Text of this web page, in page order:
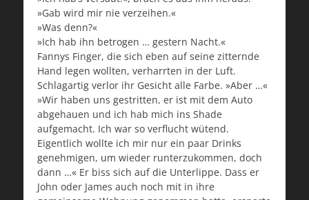
»Gab wird mir nie verzeihen.«
»Was denn?«
»Ich hab ihn betrogen … gestern Nacht.«
Fannys Finger, die sich eben auf seine zitternde
Hand legen wollten, verharrten in der Luft.
Schlagartig verlor ihr Gesicht alle Farbe. »Aber …«
»Wir haben uns gestritten, er ist mit dem Auto
abgehauen und ich hab mich ins Shade
aufgemacht. Ich war so verflucht wütend.
Eigentlich wollte ich mir nur ein paar Drinks
genehmigen, um wieder runterzukommen, doch
dann …« Er biss sich auf die Unterlippe. Dass er
John oder James auch noch mit in ihre